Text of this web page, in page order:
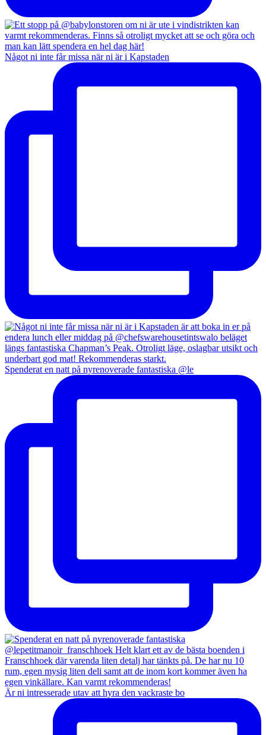
Något ni inte får missa när ni är i Kapstaden
Spenderat en natt på nyrenoverade fantastiska @le
Är ni intresserade utav att hyra den vackraste bo